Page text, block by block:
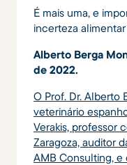
É mais uma, e
incerteza
Alberto Berga
de 2022.
O Prof. Dr. Alberto
veterinário
Verakis, professor
Zaragoza, auditor
AMB Consulting, e